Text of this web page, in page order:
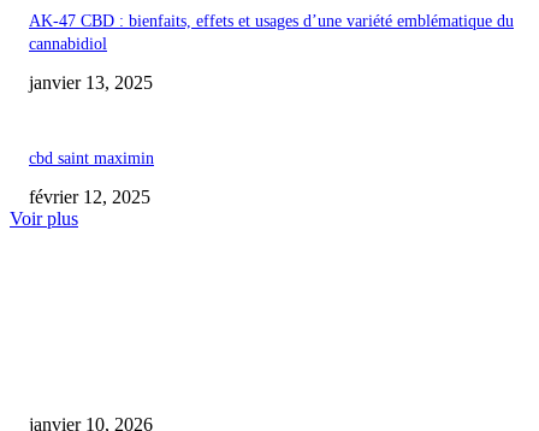
AK-47 CBD : bienfaits, effets et usages d’une variété emblématique du
cannabidiol
janvier 13, 2025
cbd saint maximin
février 12, 2025
Voir plus
janvier 10, 2026